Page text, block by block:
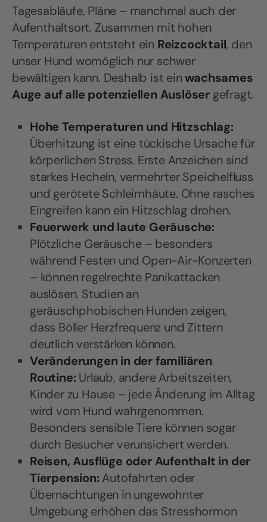
Tagesabläufe, Pläne – manchmal auch der
Aufenthaltsort. Zusammen mit hohen
Temperaturen entsteht ein Reizcocktail, den
unser Hund womöglich nur schwer
bewältigen kann. Deshalb ist einwachsames
Auge auf alle potenziellen Auslöser gefragt.
Hohe Temperaturen und Hitzschlag:
Überhitzung ist eine tückische Ursache für
körperlichen Stress. Erste Anzeichen sind
starkes Hecheln, vermehrter Speichelfluss
und gerötete Schleimhäute. Ohne rasches
Eingreifen kann ein Hitzschlag drohen.
Feuerwerk und laute Geräusche:
Plötzliche Geräusche – besonders
während Festen und Open-Air-Konzerten
– können regelrechte Panikattacken
auslösen. Studien an
geräuschphobischen Hunden zeigen,
dass Böller Herzfrequenz und Zittern
deutlich verstärken können.
Veränderungen in der familiären
Routine: Urlaub, andere Arbeitszeiten,
Kinder zu Hause – jede Änderung im Alltag
wird vom Hund wahrgenommen.
Besonders sensible Tiere können sogar
durch Besucher verunsichert werden.
Reisen, Ausflüge oder Aufenthalt in der
Tierpension: Autofahrten oder
Übernachtungen in ungewohnter
Umgebung erhöhen das Stresshormon